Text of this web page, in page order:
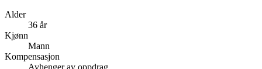
Alder
36 år
Kjønn
Mann
Kompensasjon
Avhenger av oppdrag